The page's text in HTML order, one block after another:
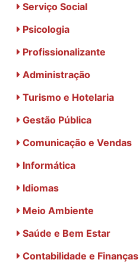
Serviço Social
Psicologia
Profissionalizante
Administração
Turismo e Hotelaria
Gestão Pública
Comunicação e Vendas
Informática
Idiomas
Meio Ambiente
Saúde e Bem Estar
Contabilidade e Finanças